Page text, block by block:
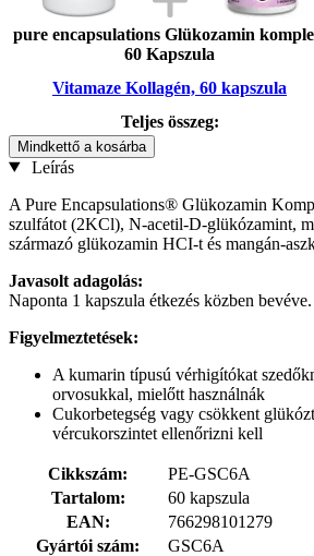
pure encapsulations Glükozamin
60 Kapszula
Vitamaze Kollagén, 60 kapszula
Teljes összeg:
Mindkettő a kosárba
Leírás
A Pure Encapsulations® Glükozamin
szulfátot (2KCl), N-acetil-D-glükózamint,
származó glükozamin HCI-t és mangán-
Javasolt adagolás:
Naponta 1 kapszula étkezés közben bevéve.
Figyelmeztetések:
A kumarin típusú vérhigítókat
orvosukkal, mielőtt használnák
Cukorbetegség vagy csökkent
vércukorszintet ellenőrizni kell
Cikkszám:
PE-GSC6A
Tartalom:
60 kapszula
EAN:
766298101279
Gyártói szám:
GSC6A